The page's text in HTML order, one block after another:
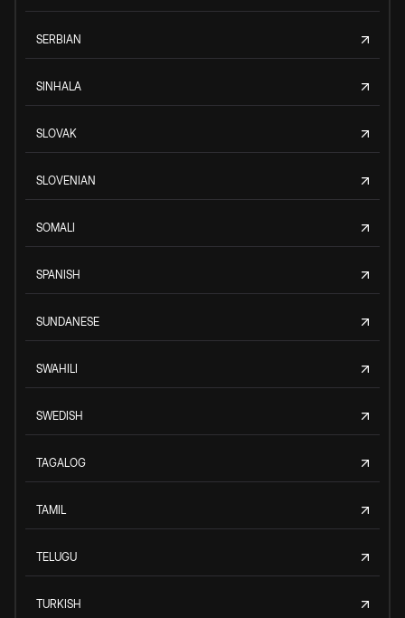
SERBIAN
SINHALA
SLOVAK
SLOVENIAN
SOMALI
SPANISH
SUNDANESE
SWAHILI
SWEDISH
TAGALOG
TAMIL
TELUGU
TURKISH